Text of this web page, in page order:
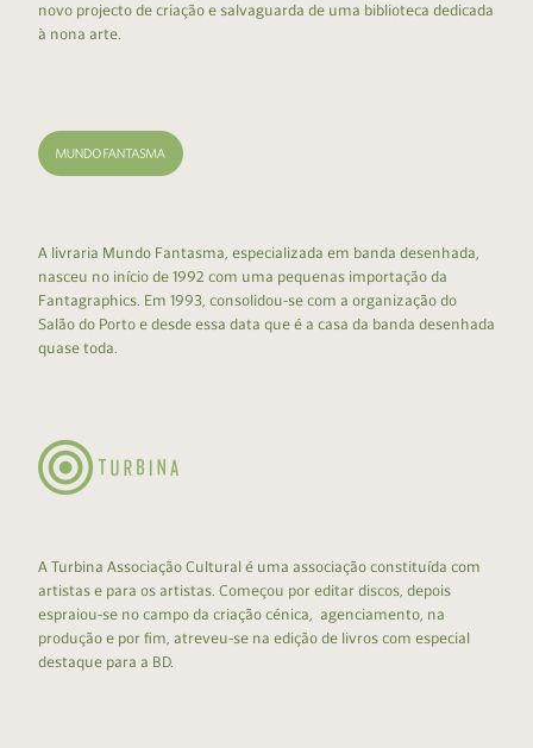
novo projecto de criação e salvaguarda de uma biblioteca dedicada
à nona arte.
A livraria Mundo Fantasma, especializada em banda desenhada,
nasceu no início de 1992 com uma pequenas importação da
Fantagraphics. Em 1993, consolidou-se com a organização do
Salão do Porto e desde essa data que é a casa da banda desenhada
quase toda.
A Turbina Associação Cultural é uma associação constituída com
artistas e para os artistas. Começou por editar discos, depois
espraiou-se no campo da criação cénica, agenciamento, na
produção e por fim, atreveu-se na edição de livros com especial
destaque para a BD.